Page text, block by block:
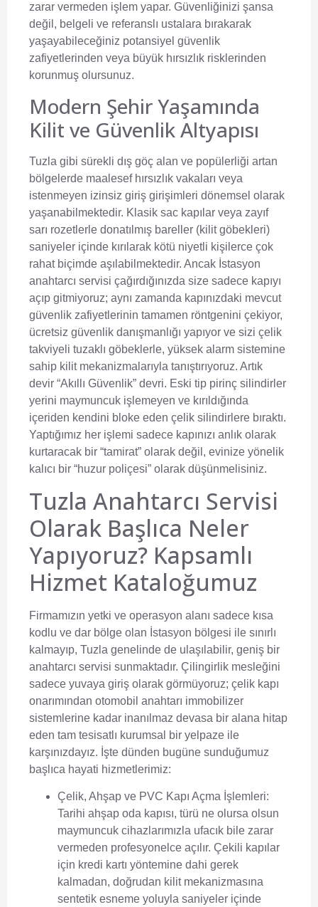
zarar vermeden işlem yapar. Güvenliğinizi şansa
değil, belgeli ve referanslı ustalara bırakarak
yaşayabileceğiniz potansiyel güvenlik
zafiyetlerinden veya büyük hırsızlık risklerinden
korunmuş olursunuz.
Modern Şehir Yaşamında
Kilit ve Güvenlik Altyapısı
Tuzla gibi sürekli dış göç alan ve popülerliği artan
bölgelerde maalesef hırsızlık vakaları veya
istenmeyen izinsiz giriş girişimleri dönemsel olarak
yaşanabilmektedir. Klasik sac kapılar veya zayıf
sarı rozetlerle donatılmış bareller (kilit göbekleri)
saniyeler içinde kırılarak kötü niyetli kişilerce çok
rahat biçimde aşılabilmektedir. Ancak İstasyon
anahtarcı servisi çağırdığınızda size sadece kapıyı
açıp gitmiyoruz; aynı zamanda kapınızdaki mevcut
güvenlik zafiyetlerinin tamamen röntgenini çekiyor,
ücretsiz güvenlik danışmanlığı yapıyor ve sizi çelik
takviyeli tuzaklı göbeklerle, yüksek alarm sistemine
sahip kilit mekanizmalarıyla tanıştırıyoruz. Artık
devir “Akıllı Güvenlik” devri. Eski tip pirinç silindirler
yerini maymuncuk işlemeyen ve kırıldığında
içeriden kendini bloke eden çelik silindirlere bıraktı.
Yaptığımız her işlemi sadece kapınızı anlık olarak
kurtaracak bir “tamirat” olarak değil, evinize yönelik
kalıcı bir “huzur poliçesi” olarak düşünmelisiniz.
Tuzla Anahtarcı Servisi
Olarak Başlıca Neler
Yapıyoruz? Kapsamlı
Hizmet Kataloğumuz
Firmamızın yetki ve operasyon alanı sadece kısa
kodlu ve dar bölge olan İstasyon bölgesi ile sınırlı
kalmayıp, Tuzla genelinde de ulaşılabilir, geniş bir
anahtarcı servisi sunmaktadır. Çilingirlik mesleğini
sadece yuvaya giriş olarak görmüyoruz; çelik kapı
onarımından otomobil anahtarı immobilizer
sistemlerine kadar inanılmaz devasa bir alana hitap
eden tam tesisatlı kurumsal bir yelpaze ile
karşınızdayız. İşte dünden bugüne sunduğumuz
başlıca hayati hizmetlerimiz:
Çelik, Ahşap ve PVC Kapı Açma İşlemleri:
Tarihi ahşap oda kapısı, türü ne olursa olsun
maymuncuk cihazlarımızla ufacık bile zarar
vermeden profesyonelce açılır. Çekili kapılar
için kredi kartı yöntemine dahi gerek
kalmadan, doğrudan kilit mekanizmasına
sentetik esneme yoluyla saniyeler içinde